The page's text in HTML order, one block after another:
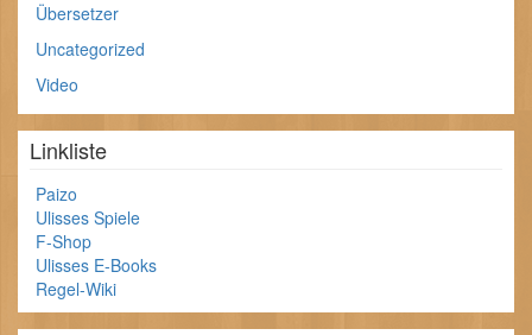
Übersetzer
Uncategorized
Video
Linkliste
Paizo
Ulisses Spiele
F-Shop
Ulisses E-Books
Regel-Wiki